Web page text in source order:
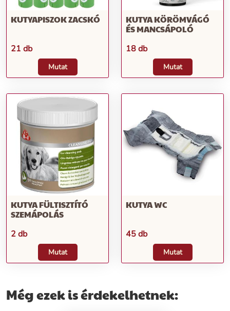
KUTYAPISZOK ZACSKÓ
21 db
Mutat
KUTYA KÖRÖMVÁGÓ
ÉS MANCSÁPOLÓ
18 db
Mutat
KUTYA FÜLTISZTÍTÓ
SZEMÁPOLÁS
2 db
Mutat
KUTYA WC
45 db
Mutat
Még ezek is érdekelhetnek: